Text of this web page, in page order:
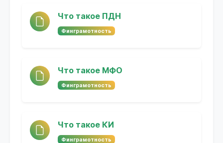
Что такое ПДН
Финграмотность
Что такое МФО
Финграмотность
Что такое КИ
Финграмотность